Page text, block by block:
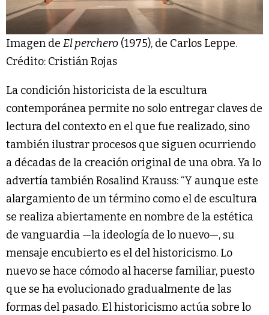
Imagen de El perchero (1975), de Carlos Leppe.
Crédito: Cristián Rojas
La condición historicista de la escultura
contemporánea permite no solo entregar claves de
lectura del contexto en el que fue realizado, sino
también ilustrar procesos que siguen ocurriendo
a décadas de la creación original de una obra. Ya lo
advertía también Rosalind Krauss: “Y aunque este
alargamiento de un término como el de escultura
se realiza abiertamente en nombre de la estética
de vanguardia —la ideología de lo nuevo—, su
mensaje encubierto es el del historicismo. Lo
nuevo se hace cómodo al hacerse familiar, puesto
que se ha evolucionado gradualmente de las
formas del pasado. El historicismo actúa sobre lo